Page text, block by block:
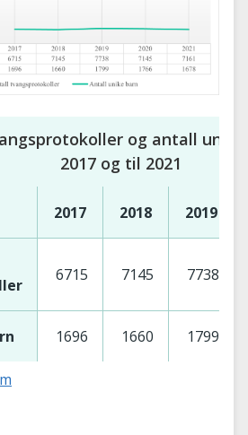
og antall
2017 og til 2021
2017 2018 2019
6715 7145 7738
1696 1660 1799